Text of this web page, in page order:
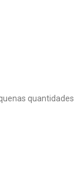
quantidades.